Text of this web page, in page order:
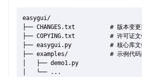
easygui/
├── CHANGES.txt          # 版本变更
├── COPYING.txt          # 许可证文件
├── easygui.py           # 核心库文件
├── examples/            # 示例代码目
│   ├── demo1.py
│   └── ...